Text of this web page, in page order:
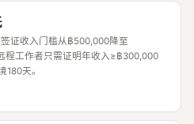
证收入门槛从฿500,000降至
程工作者只需证明年收入≥฿300,000
180天。